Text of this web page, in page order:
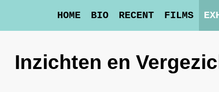
HOME BIO RECENT FILMS
Inzichten en